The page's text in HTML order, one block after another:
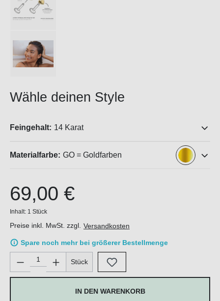
Wähle deinen Style
Feingehalt: 14 Karat
Materialfarbe: GO = Goldfarben
69,00 €
Inhalt: 1 Stück
Preise inkl. MwSt. zzgl. Versandkosten
Spare noch mehr bei größerer Bestellmenge
Produkt Anzahl: Gib den gewünschten Wert ein oder
Stück
IN DEN WARENKORB